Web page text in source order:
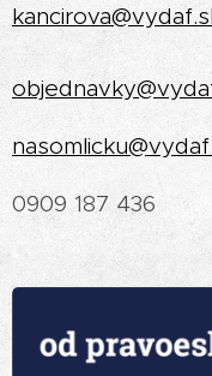
0909 187 436